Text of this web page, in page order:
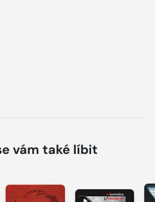
vám také líbit